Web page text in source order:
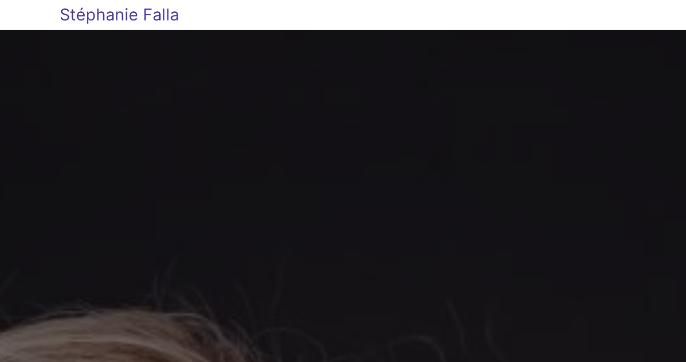
Stéphanie Falla